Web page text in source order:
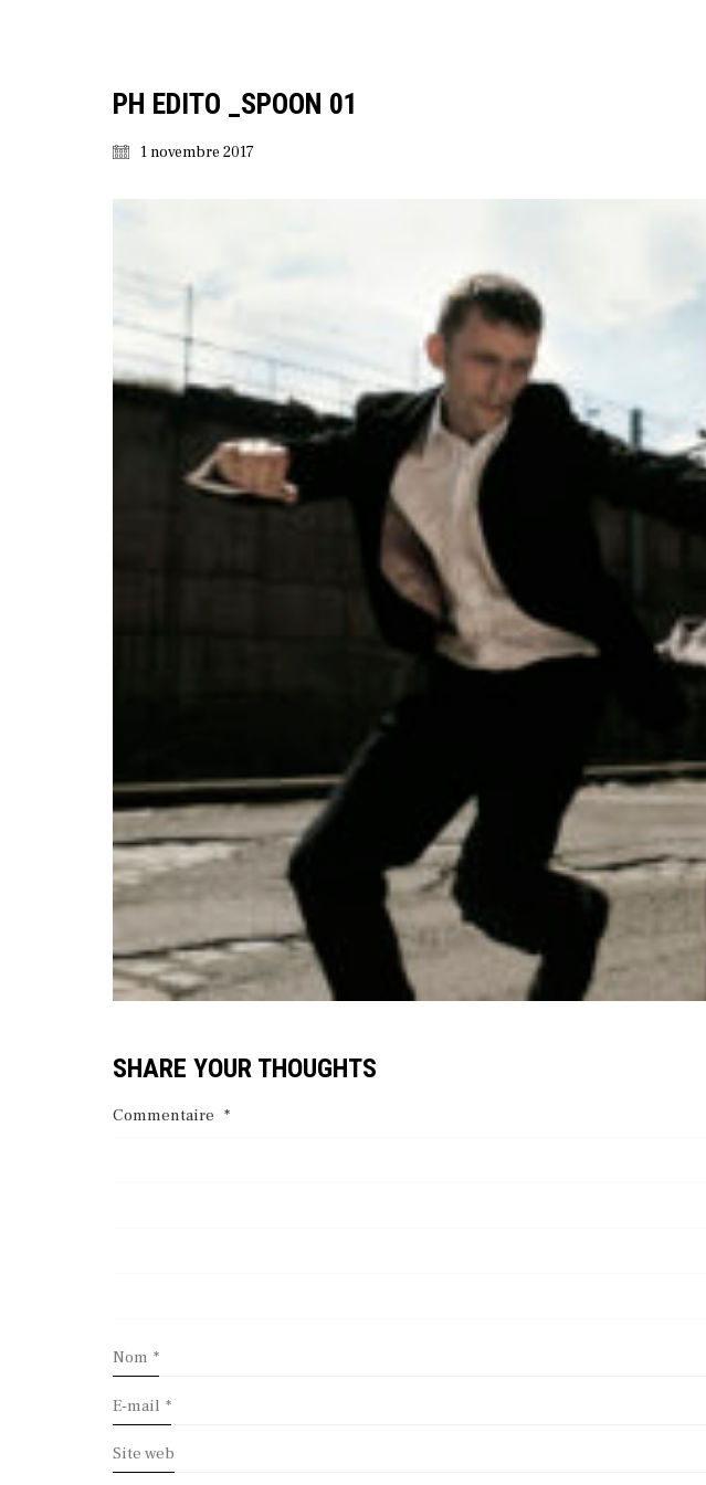
PH EDITO _SPOON 01
1 novembre 2017
SHARE YOUR THOUGHTS
Commentaire *
Nom *
E-mail *
Site web